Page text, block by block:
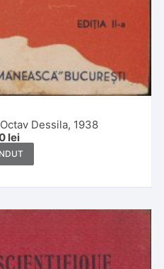
Dessila, 1938
lei